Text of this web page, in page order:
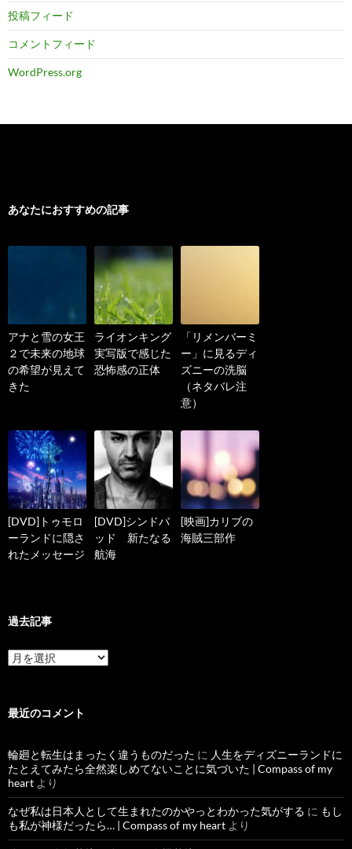
投稿フィード
コメントフィード
WordPress.org
あなたにおすすめの記事
アナと雪の女王
２で未来の地球
の希望が見えて
きた
ライオンキング
実写版で感じた
恐怖感の正体
「リメンバーミ
ー」に見るディ
ズニーの洗脳
（ネタバレ注
意）
[DVD]トゥモロ
ーランドに隠さ
れたメッセージ
[DVD]シンドバ
ッド 新たなる
航海
[映画]カリブの
海賊三部作
過去記事
過
去
最近のコメント
輪廻と転生はまったく違うものだった に 人生をディズニーランドに
たとえてみたら全然楽しめてないことに気づいた | Compass of my
heart より
なぜ私は日本人として生まれたのかやっとわかった気がする に もし
も私が神様だったら… | Compass of my heart より